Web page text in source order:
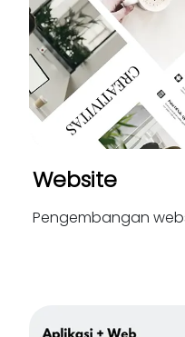
Website
Pengembangan